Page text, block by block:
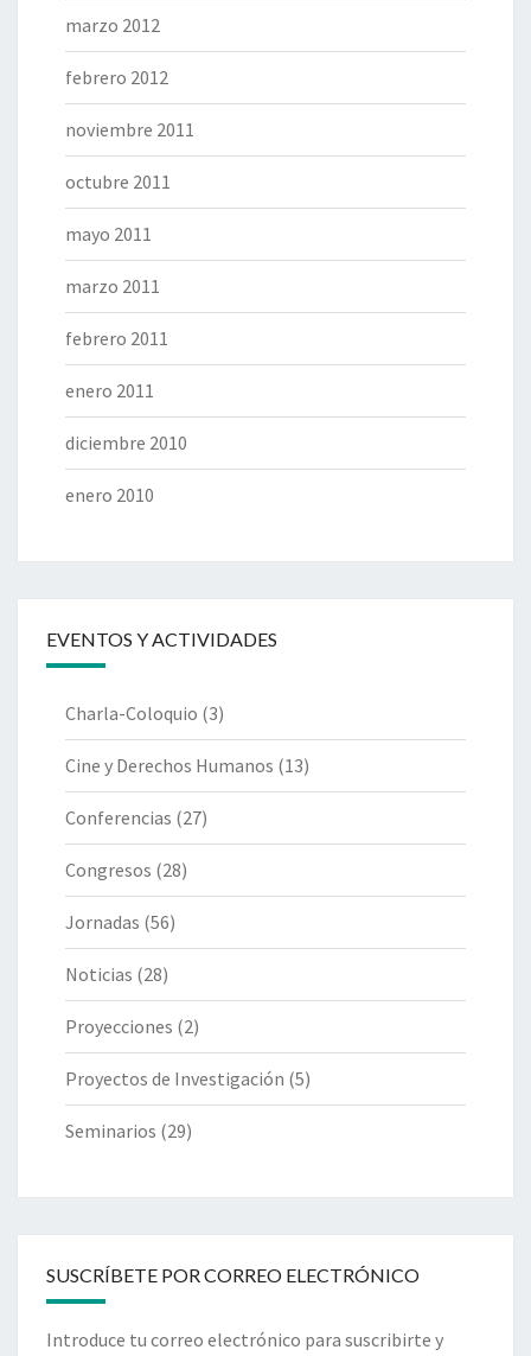
marzo 2012
febrero 2012
noviembre 2011
octubre 2011
mayo 2011
marzo 2011
febrero 2011
enero 2011
diciembre 2010
enero 2010
EVENTOS Y ACTIVIDADES
Charla-Coloquio (3)
Cine y Derechos Humanos (13)
Conferencias (27)
Congresos (28)
Jornadas (56)
Noticias (28)
Proyecciones (2)
Proyectos de Investigación (5)
Seminarios (29)
SUSCRÍBETE POR CORREO ELECTRÓNICO
Introduce tu correo electrónico para suscribirte y